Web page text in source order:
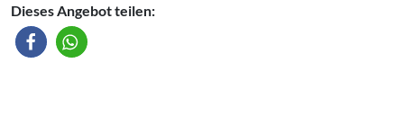
Dieses Angebot teilen: